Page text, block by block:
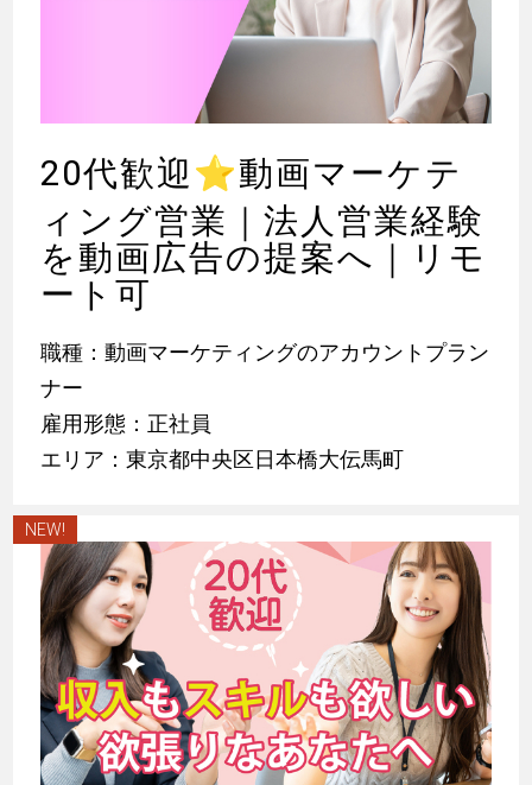
20代歓迎 ⭐動画マーケテ
ィング営業｜法人営業経験
を動画広告の提案へ｜リモ
ート可
職種：動画マーケティングのアカウントプラン
ナー
雇用形態：正社員
エリア：東京都中央区日本橋大伝馬町
NEW!